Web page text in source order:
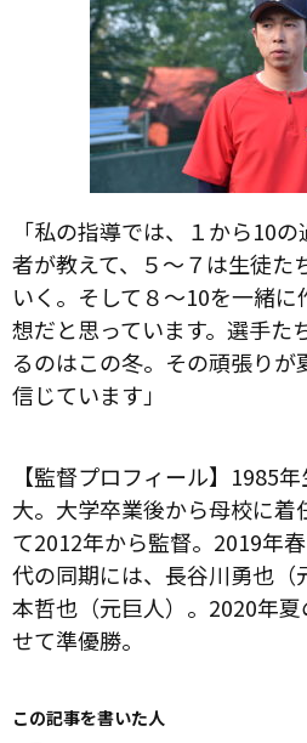
「私の指導では、１から10
者が教えて、５〜７は生徒た
いく。そして８〜10を一緒
想だと思っています。選手た
るのはこの冬。その頑張りが
信じています」
【監督プロフィール】1985
大。大学卒業後から母校に
て2012年から監督。2019年
代の同期には、長谷川勇也
本哲也（元巨人）。2020年
せて準優勝。
この記事を書いた人